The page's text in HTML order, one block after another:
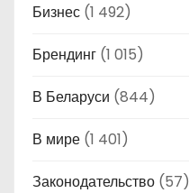
Бизнес (1 492)
Брендинг (1 015)
В Беларуси (844)
В мире (1 401)
Законодательство (57)